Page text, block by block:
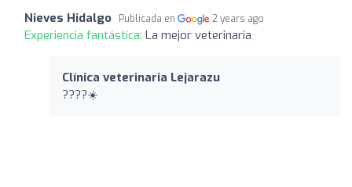
Nieves Hidalgo Publicada en 2 years ago
Experiencia fantástica: La mejor veterinaria
Clínica veterinaria Lejarazu
????☀️